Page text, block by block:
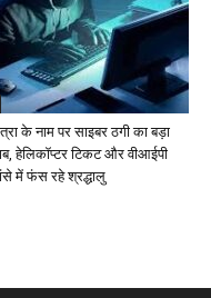
के नाम पर साइबर ठगी का बड़ा
हेलिकॉप्टर टिकट और वीआईपी
में फंस रहे श्रद्धालु